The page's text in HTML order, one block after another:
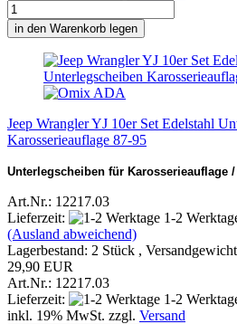
in den Warenkorb legen
Jeep Wrangler YJ 10er Set Edelstahl
Karosserieauflage 87-95
Unterlegscheiben für Karosserieauflage
Art.Nr.: 12217.03
Lieferzeit:
1-2
(Ausland abweichend)
Lagerbestand: 2 Stück ,
29,90 EUR
Art.Nr.: 12217.03
Lieferzeit:
1-2
inkl. 19% MwSt. zzgl. Versand